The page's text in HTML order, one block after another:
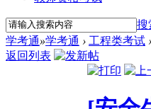
搜
学考通»学考通 › 工程类考试 ›
返回列表